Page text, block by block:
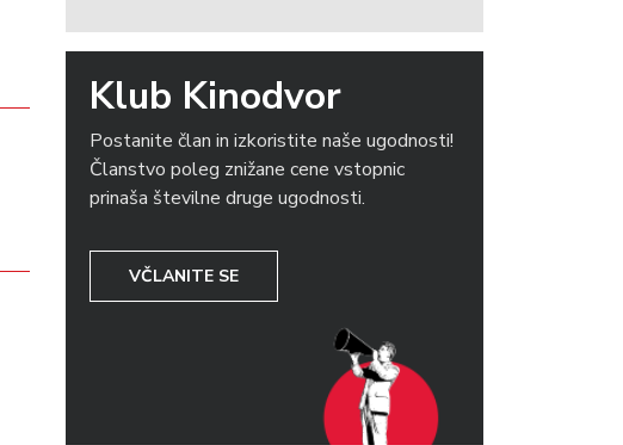
Klub Kinodvor
Postanite član in izkoristite naše ugodnosti!
Članstvo poleg znižane cene vstopnic
prinaša številne druge ugodnosti.
VČLANITE SE